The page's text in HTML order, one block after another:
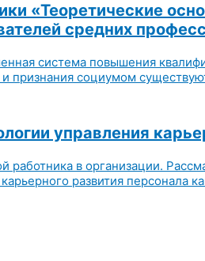
«Теоретические
средних
система повышения
признания социумом
управления
работника в организации.
развития персонала